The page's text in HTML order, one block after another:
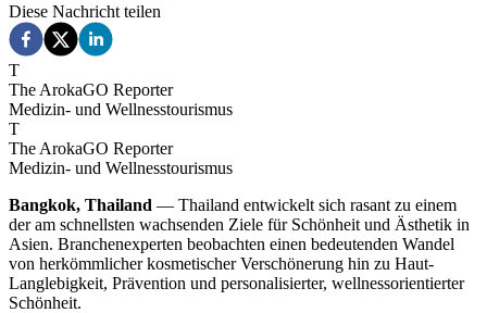
Diese Nachricht teilen
T
The ArokaGO Reporter
Medizin- und Wellnesstourismus
T
The ArokaGO Reporter
Medizin- und Wellnesstourismus
Bangkok, Thailand — Thailand entwickelt sich rasant zu einem
der am schnellsten wachsenden Ziele für Schönheit und Ästhetik in
Asien. Branchenexperten beobachten einen bedeutenden Wandel
von herkömmlicher kosmetischer Verschönerung hin zu Haut-
Langlebigkeit, Prävention und personalisierter, wellnessorientierter
Schönheit.